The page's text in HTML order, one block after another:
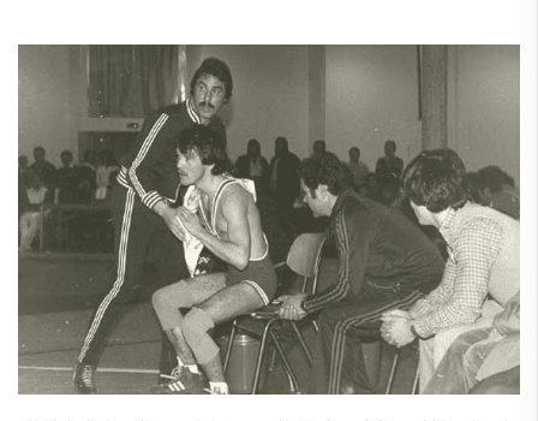
Amateurfunk
Badminton
Basketball
Cricket
Eisschützen
Faustball
Fechten
Fußball